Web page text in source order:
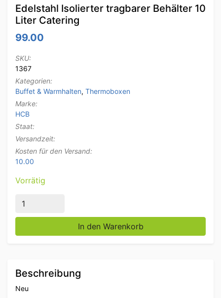
Edelstahl Isolierter tragbarer Behälter 10
Liter Catering
99.00
SKU:
1367
Kategorien:
Buffet & Warmhalten, Thermoboxen
Marke:
HCB
Staat:
Versandzeit:
Kosten für den Versand:
10.00
Vorrätig
Edelstahl Isolierter tragbarer Behälter 10 Liter
In den Warenkorb
Beschreibung
Neu